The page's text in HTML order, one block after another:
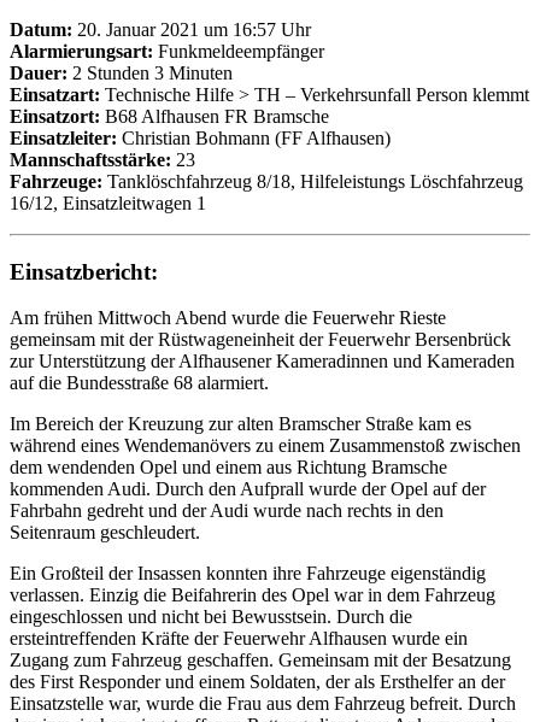
Datum: 20. Januar 2021 um 16:57 Uhr
Alarmierungsart: Funkmeldeempfänger
Dauer: 2 Stunden 3 Minuten
Einsatzart: Technische Hilfe > TH – Verkehrsunfall Person klemmt
Einsatzort: B68 Alfhausen FR Bramsche
Einsatzleiter: Christian Bohmann (FF Alfhausen)
Mannschaftsstärke: 23
Fahrzeuge: Tanklöschfahrzeug 8/18, Hilfeleistungs Löschfahrzeug
16/12, Einsatzleitwagen 1
Einsatzbericht:
Am frühen Mittwoch Abend wurde die Feuerwehr Rieste
gemeinsam mit der Rüstwageneinheit der Feuerwehr Bersenbrück
zur Unterstützung der Alfhausener Kameradinnen und Kameraden
auf die Bundesstraße 68 alarmiert.
Im Bereich der Kreuzung zur alten Bramscher Straße kam es
während eines Wendemanövers zu einem Zusammenstoß zwischen
dem wendenden Opel und einem aus Richtung Bramsche
kommenden Audi. Durch den Aufprall wurde der Opel auf der
Fahrbahn gedreht und der Audi wurde nach rechts in den
Seitenraum geschleudert.
Ein Großteil der Insassen konnten ihre Fahrzeuge eigenständig
verlassen. Einzig die Beifahrerin des Opel war in dem Fahrzeug
eingeschlossen und nicht bei Bewusstsein. Durch die
ersteintreffenden Kräfte der Feuerwehr Alfhausen wurde ein
Zugang zum Fahrzeug geschaffen. Gemeinsam mit der Besatzung
des First Responder und einem Soldaten, der als Ersthelfer an der
Einsatzstelle war, wurde die Frau aus dem Fahrzeug befreit. Durch